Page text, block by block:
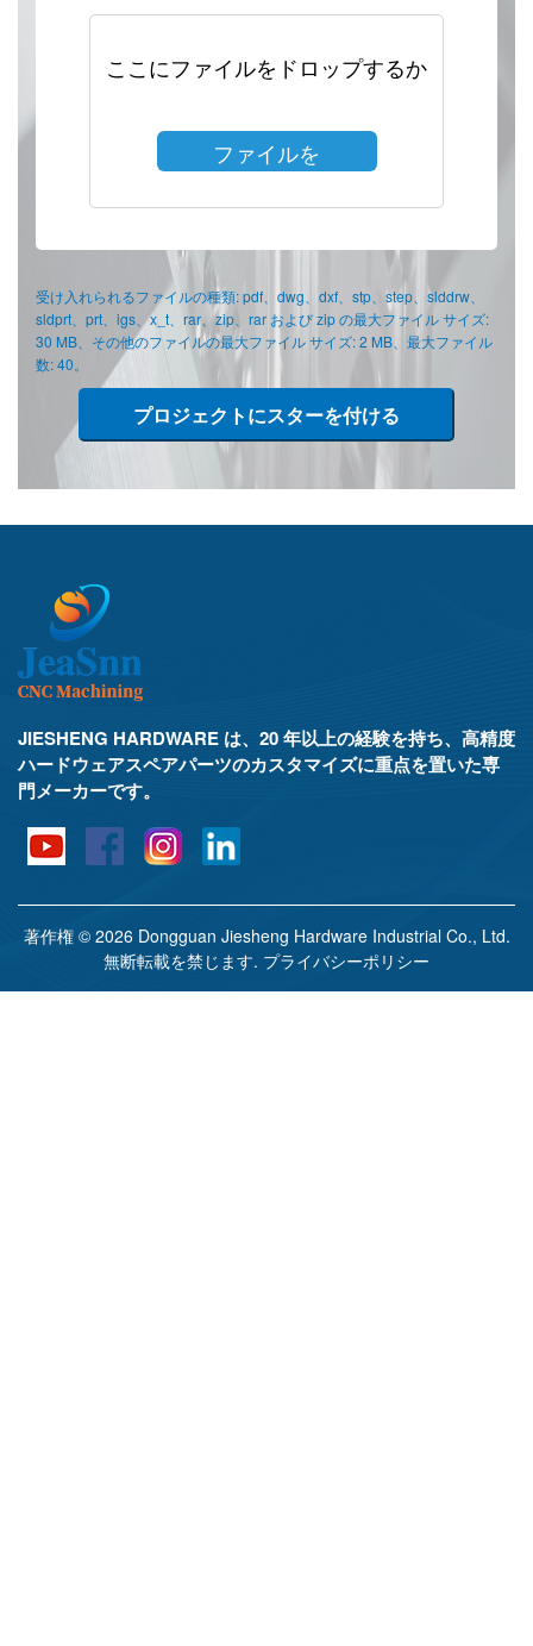
ここにファイルをドロップするか
ファイルを
受け入れられるファイルの種類: pdf、dwg、dxf、stp、step、slddrw、
sldprt、prt、igs、x_t、rar、zip、rar および zip の最大ファイル サイズ:
30 MB、その他のファイルの最大ファイル サイズ: 2 MB、最大ファイル
数: 40。
プロジェクトにスターを付ける
JIESHENG HARDWARE は、20 年以上の経験を持ち、高精度
ハードウェアスペアパーツのカスタマイズに重点を置いた専
門メーカーです。
著作権 © 2026 Dongguan Jiesheng Hardware Industrial Co., Ltd.
無断転載を禁じます. プライバシーポリシー